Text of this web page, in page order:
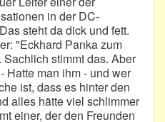
in der DC-
steht da dick und fett.
"Eckhard Panka zum
stimmt das. Aber
Hatte man ihm - und wer
ist, dass es hinter den
alles hätte viel schlimmer
einer, der den Freunden